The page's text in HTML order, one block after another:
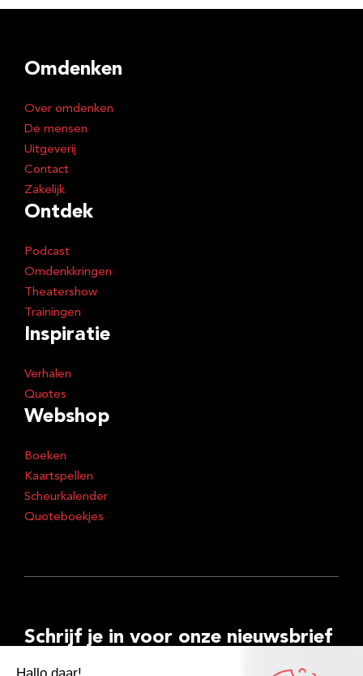
Omdenken
Over omdenken
De mensen
Uitgeverij
Contact
Zakelijk
Ontdek
Podcast
Omdenkkringen
Theatershow
Trainingen
Inspiratie
Verhalen
Quotes
Webshop
Boeken
Kaartspellen
Scheurkalender
Quoteboekjes
Schrijf je in voor onze nieuwsbrief